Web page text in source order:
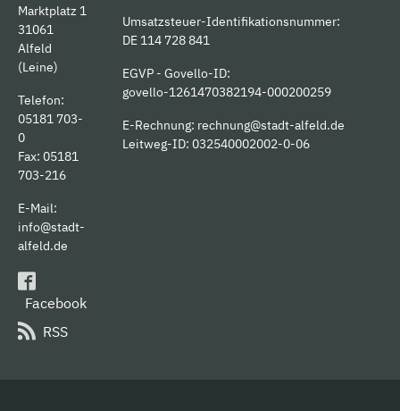
Marktplatz 1
31061
Alfeld
(Leine)
Telefon:
05181 703-
0
Fax: 05181
703-216
E-Mail:
info@stadt-
alfeld.de
Facebook
RSS
Umsatzsteuer-Identifikationsnummer:
DE 114 728 841
EGVP - Govello-ID:
govello-1261470382194-000200259
E-Rechnung: rechnung@stadt-alfeld.de
Leitweg-ID: 032540002002-0-06